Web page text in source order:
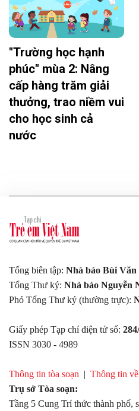
"Trường học hạnh
phúc" mùa 2: Nâng
cấp hàng trăm giải
thưởng, trao niềm vui
cho học sinh cả
nước
Tổng biên tập: Nhà báo Bùi
Tổng Thư ký: Nhà báo Nguyễn
Phó Tổng Thư ký (thường trực):
Giấy phép Tạp chí điện tử số:
ISSN 3030 - 4989
Thông tin tòa soạn | Thông tin
Trụ sở Tòa soạn:
Tầng 5 Cung Trí thức thành phố,